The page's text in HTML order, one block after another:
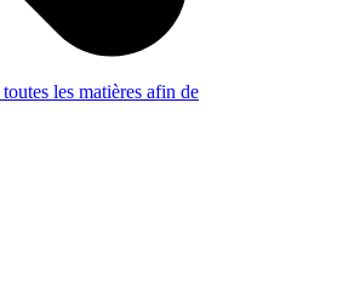
les matières afin de